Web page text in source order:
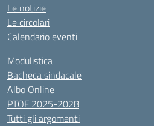
Le notizie
Le circolari
Calendario eventi
Modulistica
Bacheca sindacale
Albo Online
PTOF 2025-2028
Tutti gli argomenti